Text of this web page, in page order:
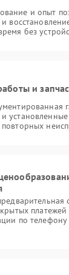
и опыт
и
без
и
установленные
по